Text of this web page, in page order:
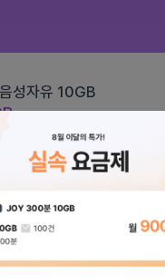
성자유 10GB
/ 평생할인